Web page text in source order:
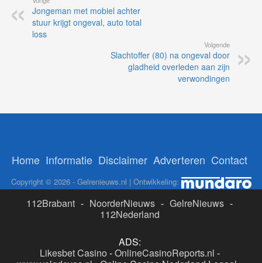
Jongeman met mobiel achter
stuur krijgt ongeval, auto total
loss
Volgende
Slachtoffer (80) na ongeval door
gladheid overleden aan zijn
verwondingen
Home Informatie Disclaimer Adverteren Contact
Copyright © 2026 - Gelrenieuws.nl | Ontwikkeling:
112Brabant - NoorderNieuws - GelreNieuws -
112Nederland
ADS:
Likesbet Casino -OnlineCasinoReports.nl -